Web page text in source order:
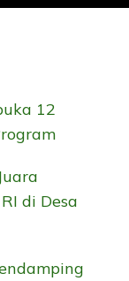
12
di Desa